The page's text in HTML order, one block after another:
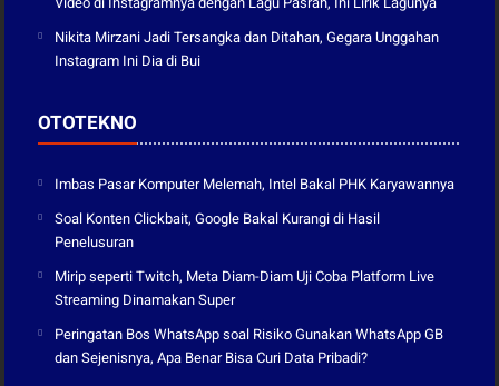
Nikita Mirzani Jadi Tersangka dan Ditahan, Gegara Unggahan
Instagram Ini Dia di Bui
OTOTEKNO
Imbas Pasar Komputer Melemah, Intel Bakal PHK Karyawannya
Soal Konten Clickbait, Google Bakal Kurangi di Hasil
Penelusuran
Mirip seperti Twitch, Meta Diam-Diam Uji Coba Platform Live
Streaming Dinamakan Super
Peringatan Bos WhatsApp soal Risiko Gunakan WhatsApp GB
dan Sejenisnya, Apa Benar Bisa Curi Data Pribadi?